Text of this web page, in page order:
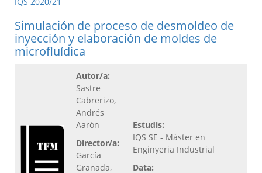
Simulación de proceso de desmoldeo de
inyección y elaboración de moldes de
microfluídica
Autor/a:
Sastre
Cabrerizo,
Andrés
Aarón
Director/a:
García
Granada,
Estudis:
IQS SE - Màster en
Enginyeria Industrial
Data: